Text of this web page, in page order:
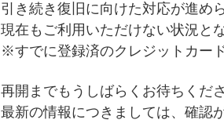
引き続き復旧に向けた対応が進め
現在もご利用いただけない状況と
※すでに登録済のクレジットカー
再開までもうしばらくお待ちくだ
最新の情報につきましては、確認